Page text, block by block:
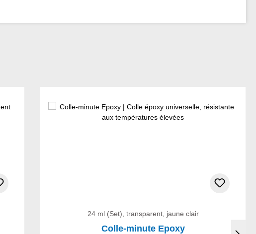
24 ml (Set), transparent, jaune clair
Colle-minute Epoxy